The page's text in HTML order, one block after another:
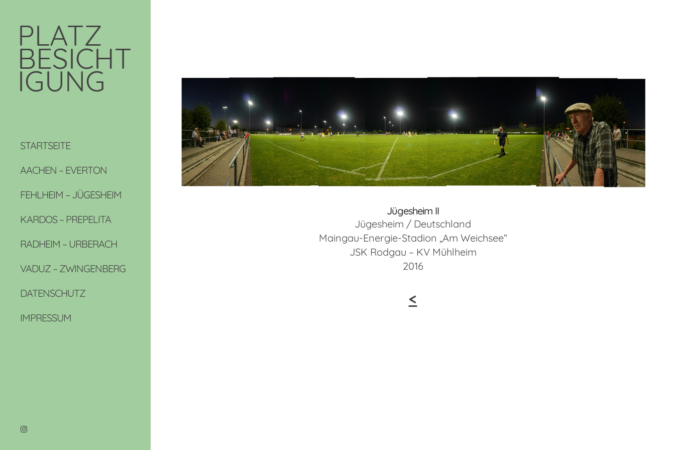
STARTSEITE
AACHEN – EVERTON
FEHLHEIM – JÜGESHEIM
KARDOS – PREPELITA
RADHEIM – URBERACH
VADUZ – ZWINGENBERG
DATENSCHUTZ
IMPRESSUM
Jügesheim II
Jügesheim / Deutschland
Maingau-Energie-Stadion „Am Weichsee“
JSK Rodgau – KV Mühlheim
2016
<